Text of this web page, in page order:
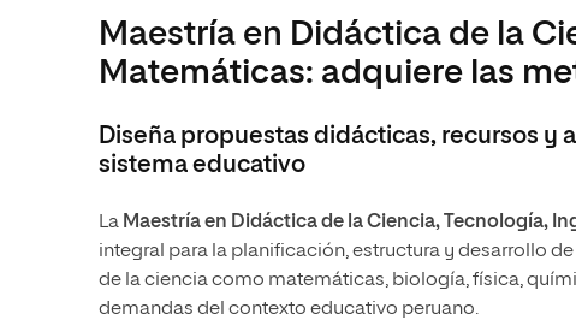
Maestría en Didáctica de la
Matemáticas: adquiere las
Diseña propuestas didácticas, recursos
sistema educativo
La Maestría en Didáctica de la Ciencia, Tecnología,
integral para la planificación, estructura y desarrollo
de la ciencia como matemáticas, biología, física,
demandas del contexto educativo peruano.